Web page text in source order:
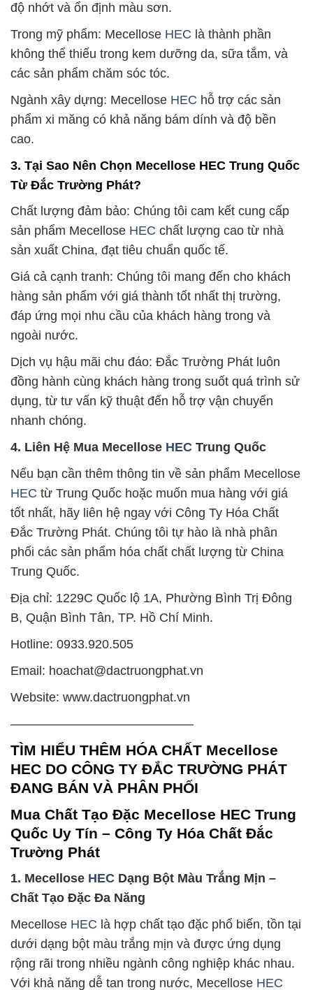
độ nhớt và ổn định màu sơn.
Trong mỹ phẩm: Mecellose HEC là thành phần
không thể thiếu trong kem dưỡng da, sữa tắm, và
các sản phẩm chăm sóc tóc.
Ngành xây dựng: Mecellose HEC hỗ trợ các sản
phẩm xi măng có khả năng bám dính và độ bền
cao.
3. Tại Sao Nên Chọn Mecellose HEC Trung Quốc
Từ Đắc Trường Phát?
Chất lượng đảm bảo: Chúng tôi cam kết cung cấp
sản phẩm Mecellose HEC chất lượng cao từ nhà
sản xuất China, đạt tiêu chuẩn quốc tế.
Giá cả cạnh tranh: Chúng tôi mang đến cho khách
hàng sản phẩm với giá thành tốt nhất thị trường,
đáp ứng mọi nhu cầu của khách hàng trong và
ngoài nước.
Dịch vụ hậu mãi chu đáo: Đắc Trường Phát luôn
đồng hành cùng khách hàng trong suốt quá trình sử
dụng, từ tư vấn kỹ thuật đến hỗ trợ vận chuyển
nhanh chóng.
4. Liên Hệ Mua Mecellose HEC Trung Quốc
Nếu bạn cần thêm thông tin về sản phẩm Mecellose
HEC từ Trung Quốc hoặc muốn mua hàng với giá
tốt nhất, hãy liên hệ ngay với Công Ty Hóa Chất
Đắc Trường Phát. Chúng tôi tự hào là nhà phân
phối các sản phẩm hóa chất chất lượng từ China
Trung Quốc.
Địa chỉ: 1229C Quốc lộ 1A, Phường Bình Trị Đông
B, Quận Bình Tân, TP. Hồ Chí Minh.
Hotline: 0933.920.505
Email: hoachat@dactruongphat.vn
Website: www.dactruongphat.vn
——————————————–
TÌM HIỂU THÊM HÓA CHẤT Mecellose
HEC DO CÔNG TY ĐẮC TRƯỜNG PHÁT
ĐANG BÁN VÀ PHÂN PHỐI
Mua Chất Tạo Đặc Mecellose HEC Trung
Quốc Uy Tín – Công Ty Hóa Chất Đắc
Trường Phát
1. Mecellose HEC Dạng Bột Màu Trắng Mịn –
Chất Tạo Đặc Đa Năng
Mecellose HEC là hợp chất tạo đặc phổ biến, tồn tại
dưới dạng bột màu trắng mịn và được ứng dụng
rộng rãi trong nhiều ngành công nghiệp khác nhau.
Với khả năng dễ tan trong nước, Mecellose HEC